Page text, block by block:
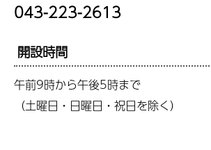
043-223-2613
開設時間
午前9時から午後5時まで
（土曜日・日曜日・祝日を除く）